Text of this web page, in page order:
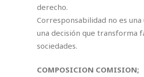
derecho.
Corresponsabilidad no es una
una decisión que transforma
sociedades.
COMPOSICION COMISION;